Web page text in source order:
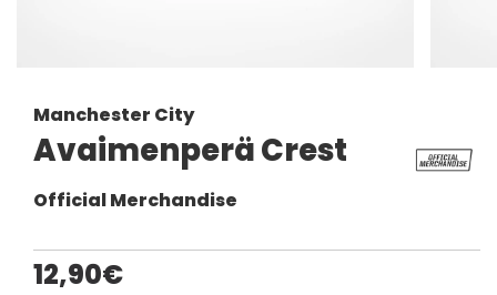
Manchester City
Avaimenperä Crest
Official Merchandise
12,90€